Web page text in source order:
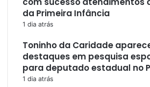
da Primeira Infância
1 dia atrás
Toninho da Caridade
destaques em pesquisa
para deputado estadual no
1 dia atrás